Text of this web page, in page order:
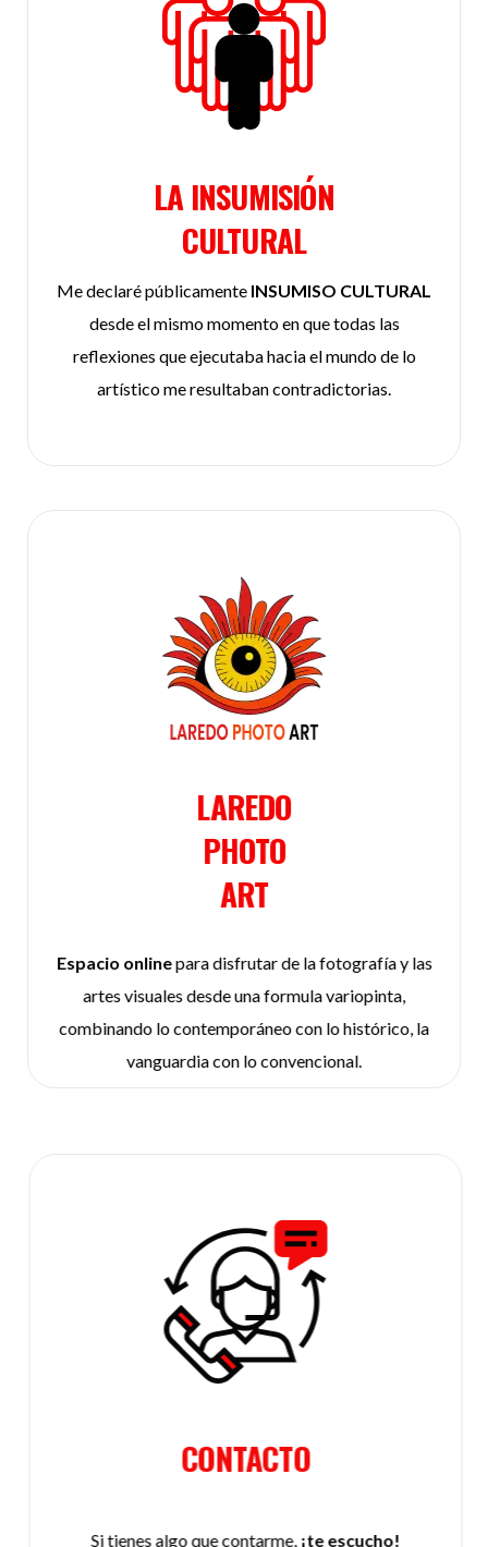
LA INSUMISIÓN
CULTURAL
Me declaré públicamente INSUMISO CULTURAL
desde el mismo momento en que todas las
reflexiones que ejecutaba hacia el mundo de lo
artístico me resultaban contradictorias.
LAREDO
PHOTO
ART
Espacio onlinepara disfrutar de la fotografía y las
artes visuales desde una formula variopinta,
combinando lo contemporáneo con lo histórico, la
vanguardia con lo convencional.
CONTACTO
Si tienes algo que contarme, ¡te escucho!